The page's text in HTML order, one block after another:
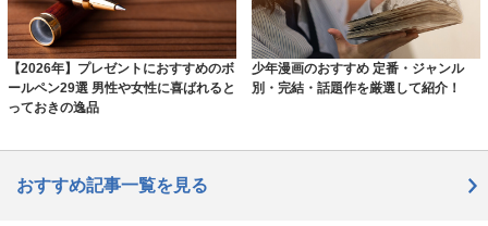
【2026年】プレゼントにおすすめのボ
ールペン29選 男性や女性に喜ばれると
っておきの逸品
少年漫画のおすすめ 定番・ジャンル
別・完結・話題作を厳選して紹介！
おすすめ記事一覧を見る